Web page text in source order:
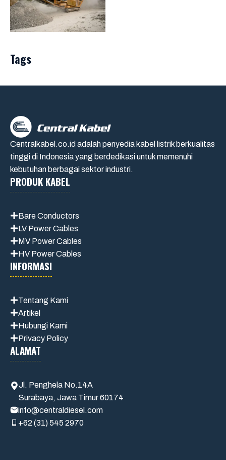
Tags
Centralkabel.co.id adalah penyedia kabel listrik berkualitas
tinggi di Indonesia yang berdedikasi untuk memenuhi
kebutuhan berbagai sektor industri.
PRODUK KABEL
Bare Conductors
LV Power Cables
MV Power Cables
HV Power Cables
INFORMASI
Tentang Kami
Artikel
Hubungi Kami
Privacy Policy
ALAMAT
Jl. Penghela No.14A
Surabaya, Jawa Timur 60174
info@centraldiesel.com
+62 (31) 545 2970